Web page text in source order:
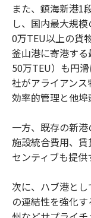
また、鎮海新港1
し、国内最大規
0万TEU以上の貨
釜山港に寄港す
50万TEU）も円
社がアライアン
効率的管理と他埠
一方、既存の新港
施設統合費用、
センティブも提供
次に、ハブ港と
の連結性を強化